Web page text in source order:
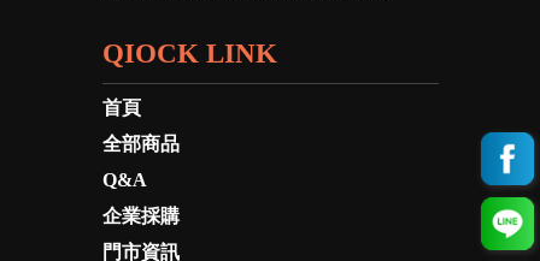
QIOCK LINK
首頁
全部商品
Q&A
企業採購
門市資訊